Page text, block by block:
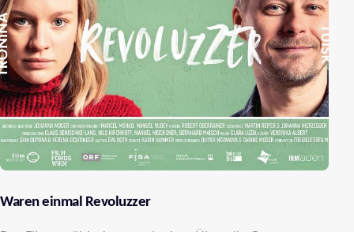
Waren einmal Revoluzzer